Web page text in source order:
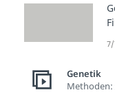
7/
Genetik
Methoden: